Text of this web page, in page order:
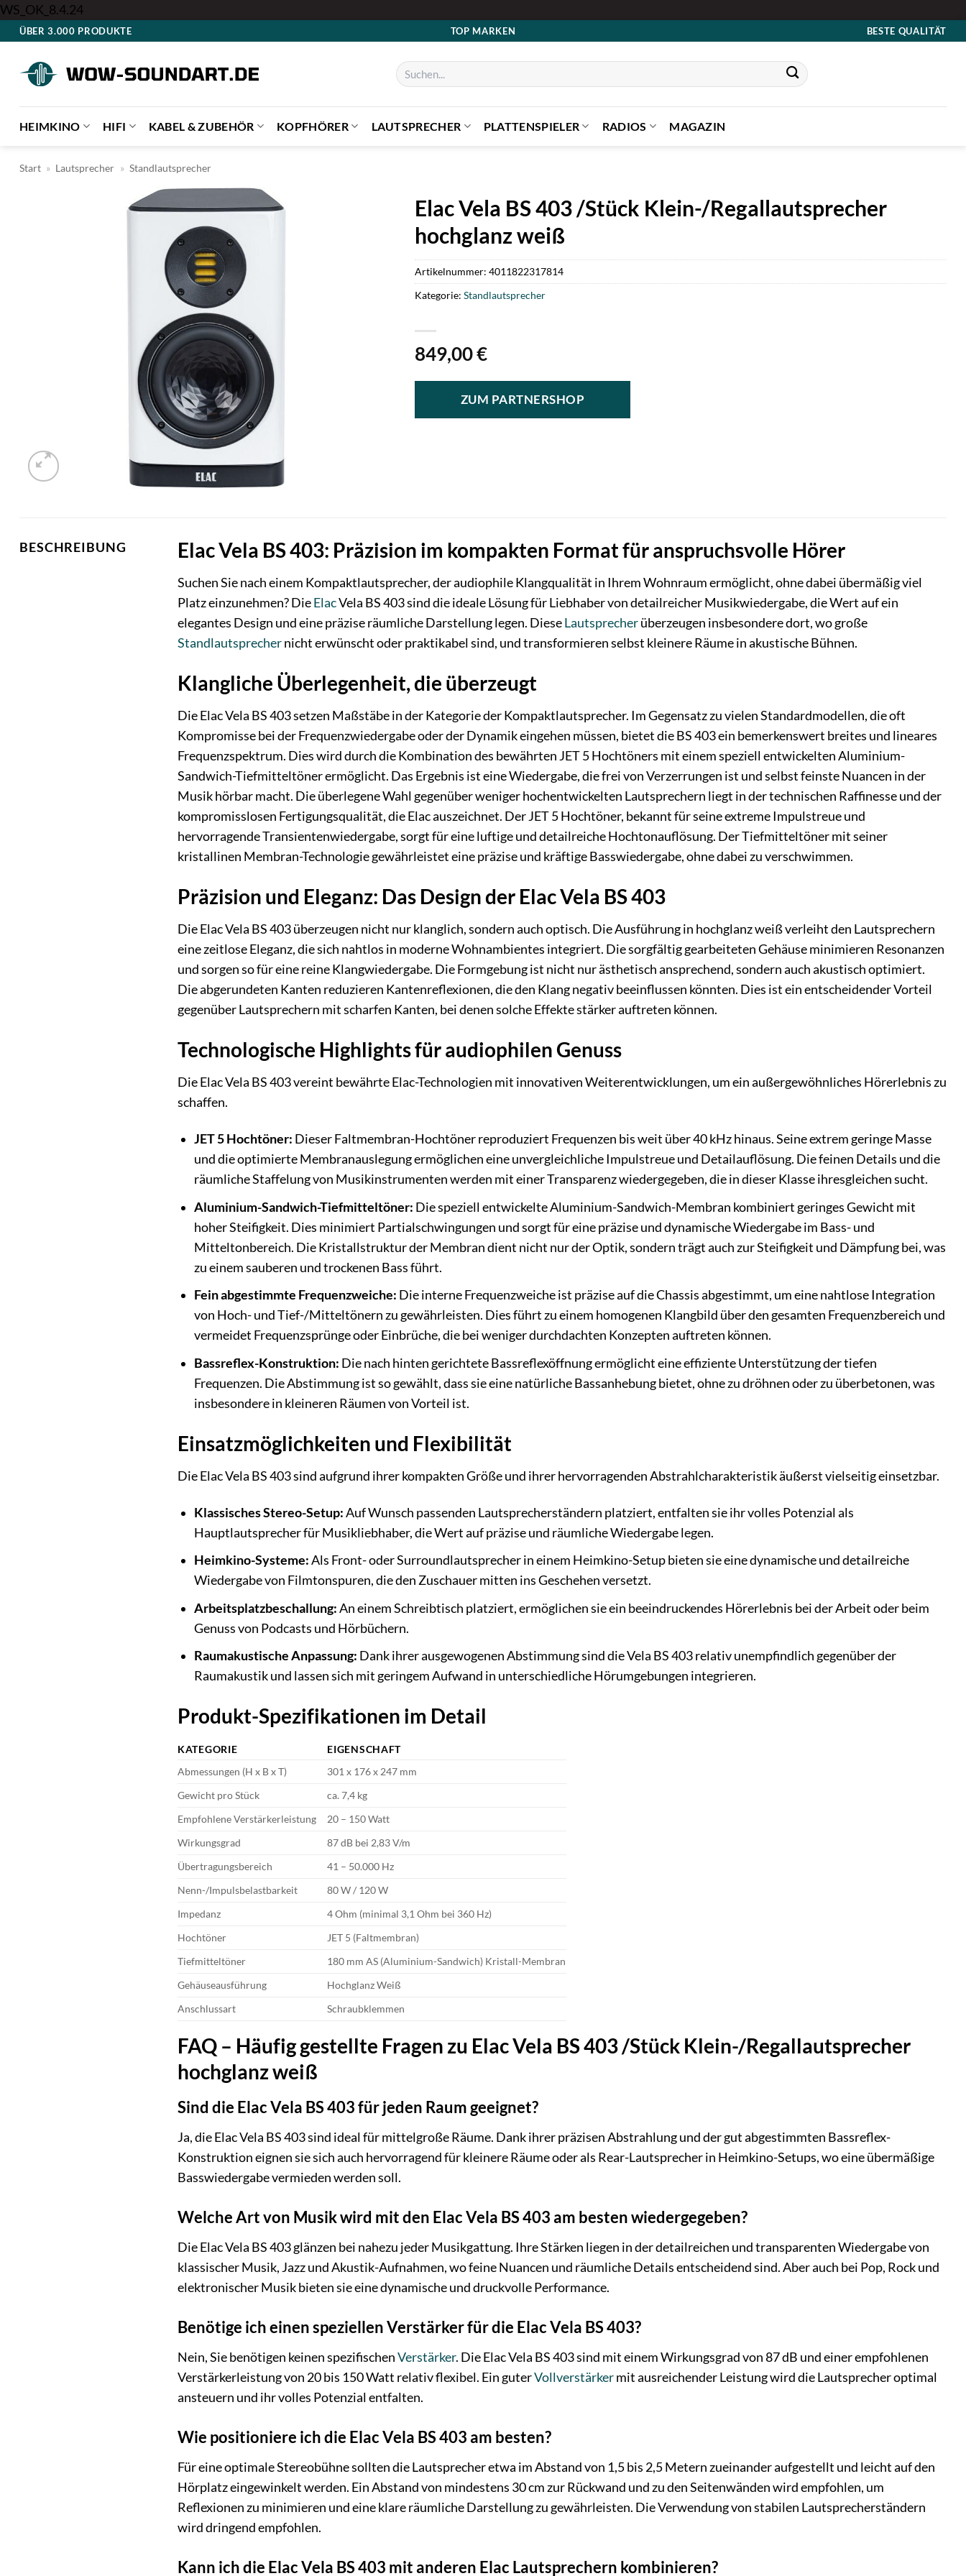
WS_OK_8.4.24Zum
Inhalt
ÜBER 3.000 PRODUKTE TOP MARKEN BESTE QUALITÄT
Suchen
nach:
HEIMKINO HIFI KABEL & ZUBEHÖR KOPFHÖRER LAUTSPRECHER PLATTENSPIELER RADIOS MAGAZIN
Start » Lautsprecher » Standlautsprecher
Elac Vela BS 403 /Stück Klein-/Regallautsprecher
hochglanz weiß
849,00€
ZUM PARTNERSHOP
Artikelnummer: 4011822317814
Kategorie: Standlautsprecher
BESCHREIBUNG Elac Vela BS 403: Präzision im kompakten Format für anspruchsvolle Hörer
Suchen Sie nach einem Kompaktlautsprecher, der audiophile Klangqualität in Ihrem Wohnraum ermöglicht, ohne dabei übermäßig viel
Platz einzunehmen? DieElacVela BS 403 sind die ideale Lösung für Liebhaber von detailreicher Musikwiedergabe, die Wert auf ein
elegantes Design und eine präzise räumliche Darstellung legen. DieseLautsprecherüberzeugen insbesondere dort, wo große
Standlautsprechernicht erwünscht oder praktikabel sind, und transformieren selbst kleinere Räume in akustische Bühnen.
Klangliche Überlegenheit, die überzeugt
Die Elac Vela BS 403 setzen Maßstäbe in der Kategorie der Kompaktlautsprecher. Im Gegensatz zu vielen Standardmodellen, die oft
Kompromisse bei der Frequenzwiedergabe oder der Dynamik eingehen müssen, bietet die BS 403 ein bemerkenswert breites und lineares
Frequenzspektrum. Dies wird durch die Kombination des bewährten JET 5 Hochtöners mit einem speziell entwickelten Aluminium-
Sandwich-Tiefmitteltöner ermöglicht. Das Ergebnis ist eine Wiedergabe, die frei von Verzerrungen ist und selbst feinste Nuancen in der
Musik hörbar macht. Die überlegene Wahl gegenüber weniger hochentwickelten Lautsprechern liegt in der technischen Raffinesse und der
kompromisslosen Fertigungsqualität, die Elac auszeichnet. Der JET 5 Hochtöner, bekannt für seine extreme Impulstreue und
hervorragende Transientenwiedergabe, sorgt für eine luftige und detailreiche Hochtonauflösung. Der Tiefmitteltöner mit seiner
kristallinen Membran-Technologie gewährleistet eine präzise und kräftige Basswiedergabe, ohne dabei zu verschwimmen.
Präzision und Eleganz: Das Design der Elac Vela BS 403
Die Elac Vela BS 403 überzeugen nicht nur klanglich, sondern auch optisch. Die Ausführung in hochglanz weiß verleiht den Lautsprechern
eine zeitlose Eleganz, die sich nahtlos in moderne Wohnambientes integriert. Die sorgfältig gearbeiteten Gehäuse minimieren Resonanzen
und sorgen so für eine reine Klangwiedergabe. Die Formgebung ist nicht nur ästhetisch ansprechend, sondern auch akustisch optimiert.
Die abgerundeten Kanten reduzieren Kantenreflexionen, die den Klang negativ beeinflussen könnten. Dies ist ein entscheidender Vorteil
gegenüber Lautsprechern mit scharfen Kanten, bei denen solche Effekte stärker auftreten können.
Technologische Highlights für audiophilen Genuss
Die Elac Vela BS 403 vereint bewährte Elac-Technologien mit innovativen Weiterentwicklungen, um ein außergewöhnliches Hörerlebnis zu
schaffen.
JET 5 Hochtöner: Dieser Faltmembran-Hochtöner reproduziert Frequenzen bis weit über 40 kHz hinaus. Seine extrem geringe Masse
und die optimierte Membranauslegung ermöglichen eine unvergleichliche Impulstreue und Detailauflösung. Die feinen Details und die
räumliche Staffelung von Musikinstrumenten werden mit einer Transparenz wiedergegeben, die in dieser Klasse ihresgleichen sucht.
Aluminium-Sandwich-Tiefmitteltöner: Die speziell entwickelte Aluminium-Sandwich-Membran kombiniert geringes Gewicht mit
hoher Steifigkeit. Dies minimiert Partialschwingungen und sorgt für eine präzise und dynamische Wiedergabe im Bass- und
Mitteltonbereich. Die Kristallstruktur der Membran dient nicht nur der Optik, sondern trägt auch zur Steifigkeit und Dämpfung bei, was
zu einem sauberen und trockenen Bass führt.
Fein abgestimmte Frequenzweiche: Die interne Frequenzweiche ist präzise auf die Chassis abgestimmt, um eine nahtlose Integration
von Hoch- und Tief-/Mitteltönern zu gewährleisten. Dies führt zu einem homogenen Klangbild über den gesamten Frequenzbereich und
vermeidet Frequenzsprünge oder Einbrüche, die bei weniger durchdachten Konzepten auftreten können.
Bassreflex-Konstruktion: Die nach hinten gerichtete Bassreflexöffnung ermöglicht eine effiziente Unterstützung der tiefen
Frequenzen. Die Abstimmung ist so gewählt, dass sie eine natürliche Bassanhebung bietet, ohne zu dröhnen oder zu überbetonen, was
insbesondere in kleineren Räumen von Vorteil ist.
Einsatzmöglichkeiten und Flexibilität
Die Elac Vela BS 403 sind aufgrund ihrer kompakten Größe und ihrer hervorragenden Abstrahlcharakteristik äußerst vielseitig einsetzbar.
Klassisches Stereo-Setup:Auf Wunsch passenden Lautsprecherständern platziert, entfalten sie ihr volles Potenzial als
Hauptlautsprecher für Musikliebhaber, die Wert auf präzise und räumliche Wiedergabe legen.
Heimkino-Systeme:Als Front- oder Surroundlautsprecher in einem Heimkino-Setup bieten sie eine dynamische und detailreiche
Wiedergabe von Filmtonspuren, die den Zuschauer mitten ins Geschehen versetzt.
Arbeitsplatzbeschallung:An einem Schreibtisch platziert, ermöglichen sie ein beeindruckendes Hörerlebnis bei der Arbeit oder beim
Genuss von Podcasts und Hörbüchern.
Raumakustische Anpassung: Dank ihrer ausgewogenen Abstimmung sind die Vela BS 403 relativ unempfindlich gegenüber der
Raumakustik und lassen sich mit geringem Aufwand in unterschiedliche Hörumgebungen integrieren.
Produkt-Spezifikationen im Detail
KATEGORIE
EIGENSCHAFT
Abmessungen (H x B x T)
301 x 176 x 247 mm
Gewicht pro Stück
ca. 7,4 kg
Empfohlene Verstärkerleistung
20 – 150 Watt
Wirkungsgrad
87 dB bei 2,83 V/m
Übertragungsbereich
41 – 50.000 Hz
Nenn-/Impulsbelastbarkeit
80 W / 120 W
Impedanz
4 Ohm (minimal 3,1 Ohm bei 360 Hz)
Hochtöner
JET 5 (Faltmembran)
Tiefmitteltöner
180 mm AS (Aluminium-Sandwich) Kristall-Membran
Gehäuseausführung
Hochglanz Weiß
Anschlussart
Schraubklemmen
FAQ – Häufig gestellte Fragen zu Elac Vela BS 403 /Stück Klein-/Regallautsprecher
hochglanz weiß
Sind die Elac Vela BS 403 für jeden Raum geeignet?
Ja, die Elac Vela BS 403 sind ideal für mittelgroße Räume. Dank ihrer präzisen Abstrahlung und der gut abgestimmten Bassreflex-
Konstruktion eignen sie sich auch hervorragend für kleinere Räume oder als Rear-Lautsprecher in Heimkino-Setups, wo eine übermäßige
Basswiedergabe vermieden werden soll.
Welche Art von Musik wird mit den Elac Vela BS 403 am besten wiedergegeben?
Die Elac Vela BS 403 glänzen bei nahezu jeder Musikgattung. Ihre Stärken liegen in der detailreichen und transparenten Wiedergabe von
klassischer Musik, Jazz und Akustik-Aufnahmen, wo feine Nuancen und räumliche Details entscheidend sind. Aber auch bei Pop, Rock und
elektronischer Musik bieten sie eine dynamische und druckvolle Performance.
Benötige ich einen speziellen Verstärker für die Elac Vela BS 403?
Nein, Sie benötigen keinen spezifischenVerstärker. Die Elac Vela BS 403 sind mit einem Wirkungsgrad von 87 dB und einer empfohlenen
Verstärkerleistung von 20 bis 150 Watt relativ flexibel. Ein guterVollverstärkermit ausreichender Leistung wird die Lautsprecher optimal
ansteuern und ihr volles Potenzial entfalten.
Wie positioniere ich die Elac Vela BS 403 am besten?
Für eine optimale Stereobühne sollten die Lautsprecher etwa im Abstand von 1,5 bis 2,5 Metern zueinander aufgestellt und leicht auf den
Hörplatz eingewinkelt werden. Ein Abstand von mindestens 30 cm zur Rückwand und zu den Seitenwänden wird empfohlen, um
Reflexionen zu minimieren und eine klare räumliche Darstellung zu gewährleisten. Die Verwendung von stabilen Lautsprecherständern
wird dringend empfohlen.
Kann ich die Elac Vela BS 403 mit anderen Elac Lautsprechern kombinieren?